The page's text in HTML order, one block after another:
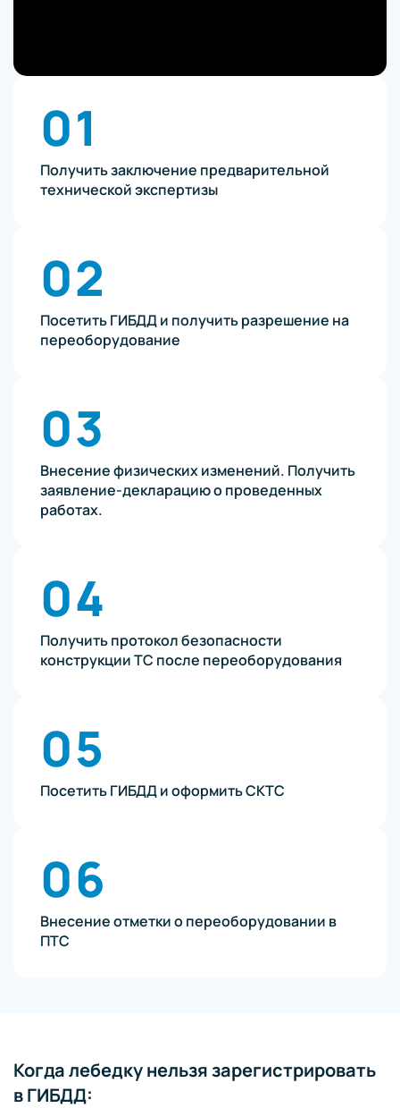
01
Получить заключение предварительной
технической экспертизы
02
Посетить ГИБДД и получить разрешение на
переоборудование
03
Внесение физических изменений. Получить
заявление-декларацию о проведенных
работах.
04
Получить протокол безопасности
конструкции ТС после переоборудования
05
Посетить ГИБДД и оформить СКТС
06
Внесение отметки о переоборудовании в
ПТС
Когда лебедку нельзя зарегистрировать
в ГИБДД: